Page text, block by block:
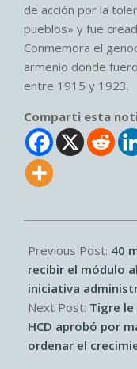
de acción por la
pueblos» y fue
Conmemora el
armenio donde
entre 1915 y 1923.
Comparti esta
04-
28
Previous Post: 40
recibir el módulo
iniciativa
Next Post: Tigre
HCD aprobó por
ordenar el